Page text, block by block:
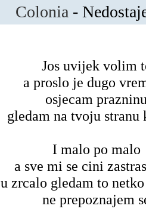
Colonia -
Jos uvijek volim
a proslo je dugo
osjecam
gledam na tvoju stranu
I malo po malo
a sve mi se cini
u zrcalo gledam to
ne prepoznajem